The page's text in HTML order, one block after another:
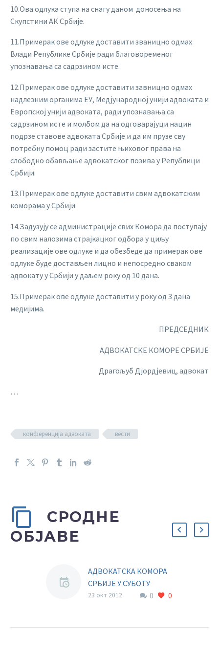
10.Ова одлука ступа на снагу даном доносења на
Скупстини АК Србије.
11.Примерак ове одлуке доставити званицно одмах
Влади Републике Србије ради благовоременог
упознавања са садрзином исте.
12.Примерак ове одлуке доставити завницно одмах
надлезним органима ЕУ, Медјународној унији адвоката и
Европској унији адвоката, ради упознавања са
садрзином исте и молбом да на одговарајуци нацин
подрзе ставове адвоката Србије и да им прузе сву
потребну помоц ради застите њиховог права на
слободно обављање адвокатског позива у Републици
Србији.
13.Примерак ове одлуке доставити свим адвокатским
коморама у Србији.
14.Задузују се администрације свих Комора да поступају
по свим налозима страјкацког одбора у циљу
реализације ове одлуке и да обезбеде да примерак ове
одлуке буде достављен лицно и непосредно сваком
адвокату у Србији у даљем року од 10 дана.
15.Примерак ове одлуке доставити у року од 3 дана
медијима.
ПРЕДСЕДНИК
АДВОКАТСКЕ КОМОРЕ СРБИЈЕ
Драгољуб Дјордјевиц, адвокат
…
конференција адвоката вести
СРОДНЕ
ОБЈАВЕ
АДВОКАТСКА КОМОРА
СРБИЈЕ У СУБОТУ
27.10.2012. СА
0 0
23 окт 2012